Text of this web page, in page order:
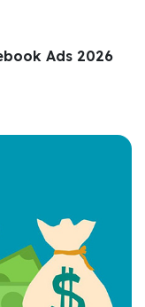
Ads 2026